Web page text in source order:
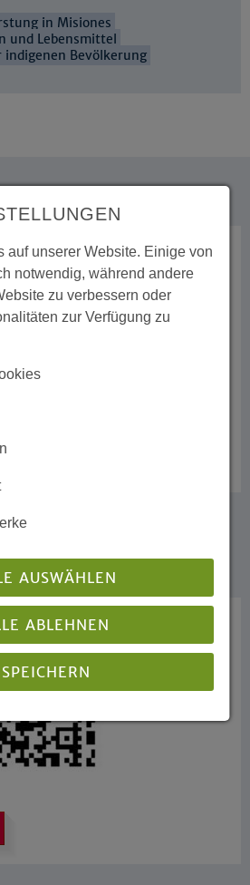
in Misiones
und Lebensmittel
indigenen Bevölkerung
Misiones
Lebensmittel
auf unserer Website. Einige von
notwendig, während andere
zu verbessern oder
zur Verfügung zu
AUSWÄHLEN
ABLEHNEN
SPEICHERN
anzeigen
| Datenschutz